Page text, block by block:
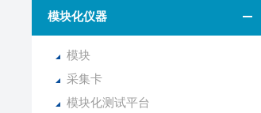
模块化仪器
模块
采集卡
模块化测试平台